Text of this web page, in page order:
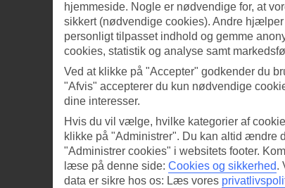
hjemmeside. Nogle er nødvendige for, at
sikkert (nødvendige cookies). Andre
personligt tilpasset indhold og gemme
cookies, statistik og analyse samt
Ved at klikke på "Accepter" godkender du
"Afvis" accepterer du kun nødvendige
dine interesser.
Hvis du vil vælge, hvilke kategorier af
klikke på "Administrer". Du kan altid ændre
"Administrer cookies" i websitets footer.
læse på denne side: Cookies og sikkerhed.
data er sikre hos os: Læs vores